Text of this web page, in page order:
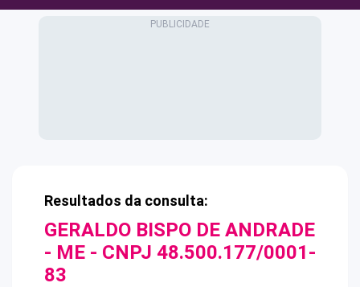
Resultados da consulta:
GERALDO BISPO DE ANDRADE
- ME - CNPJ 48.500.177/0001-
83